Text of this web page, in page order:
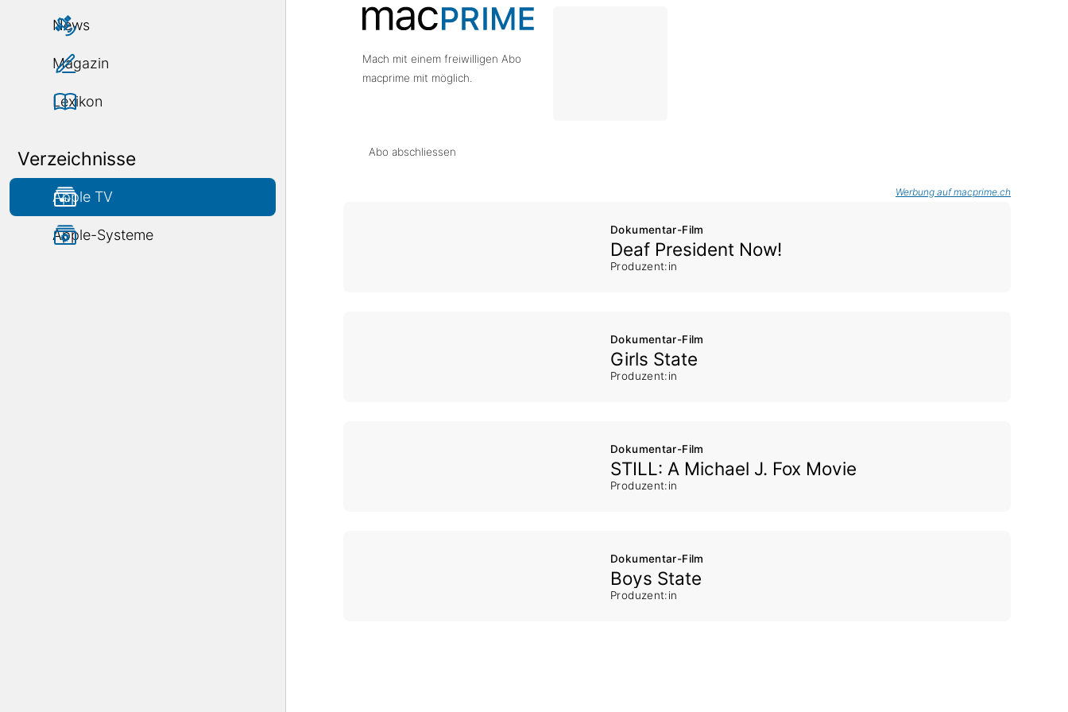
News
Magazin
Lexikon
Verzeichnisse
Apple TV
Apple-Systeme
Mach mit einem freiwilligen Abo
macprime mit möglich.
Abo abschliessen
Werbung auf macprime.ch
Dokumentar-Film
Deaf President Now!
Produzent:in
Dokumentar-Film
Girls State
Produzent:in
Dokumentar-Film
STILL: A Michael J. Fox Movie
Produzent:in
Dokumentar-Film
Boys State
Produzent:in